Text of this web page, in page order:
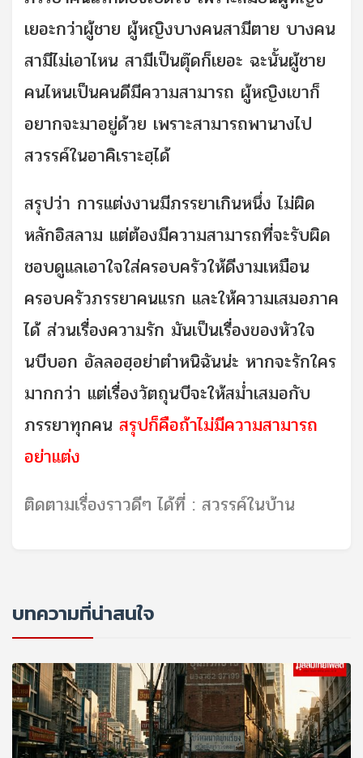
เยอะกว่าผู้ชาย ผู้หญิงบางคนสามีตาย บางคน
สามีไม่เอาไหน สามีเป็นตุ๊ดก็เยอะ ฉะนั้นผู้ชาย
คนไหนเป็นคนดีมีความสามารถ ผู้หญิงเขาก็
อยากจะมาอยู่ด้วย เพราะสามารถพานางไป
สวรรค์ในอาคิเราะฮฺได้
สรุปว่า การแต่งงานมีภรรยาเกินหนึ่ง ไม่ผิด
หลักอิสลาม แต่ต้องมีความสามารถที่จะรับผิด
ชอบดูแลเอาใจใส่ครอบครัวให้ดีงามเหมือน
ครอบครัวภรรยาคนแรก และให้ความเสมอภาค
ได้ ส่วนเรื่องความรัก มันเป็นเรื่องของหัวใจ
นบีบอก อัลลอฮฺอย่าตำหนิฉันน่ะ หากจะรักใคร
มากกว่า แต่เรื่องวัตถุนบีจะให้สม่ำเสมอกับ
ภรรยาทุกคน สรุปก็คือถ้าไม่มีความสามารถ
อย่าแต่ง
ติดตามเรื่องราวดีๆ ได้ที่ : สวรรค์ในบ้าน
บทความที่น่าสนใจ